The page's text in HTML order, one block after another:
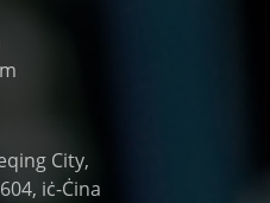
City,
iċ-Ċina